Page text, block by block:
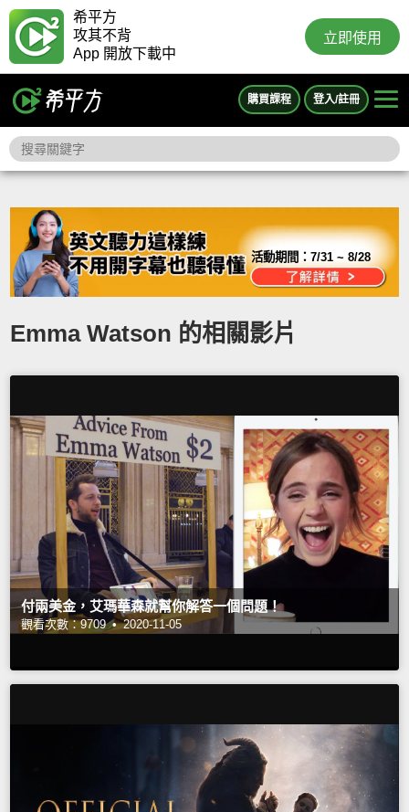
希平方
攻其不背
App 開放下載中
立即使用
購買課程 登入/註冊
活動期間：7/31 ~ 8/28
Emma Watson 的相關影片
付兩美金，艾瑪華森就幫你解答一個問題！
觀看次數：9709 • 2020-11-05